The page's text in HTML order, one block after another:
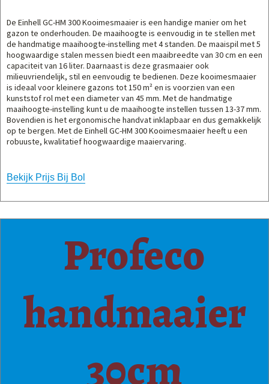
De Einhell GC-HM 300 Kooimesmaaier is een handige manier om het
gazon te onderhouden. De maaihoogte is eenvoudig in te stellen met
de handmatige maaihoogte-instelling met 4 standen. De maaispil met 5
hoogwaardige stalen messen biedt een maaibreedte van 30 cm en een
capaciteit van 16 liter. Daarnaast is deze grasmaaier ook
milieuvriendelijk, stil en eenvoudig te bedienen. Deze kooimesmaaier
is ideaal voor kleinere gazons tot 150 m² en is voorzien van een
kunststof rol met een diameter van 45 mm. Met de handmatige
maaihoogte-instelling kunt u de maaihoogte instellen tussen 13-37 mm.
Bovendien is het ergonomische handvat inklapbaar en dus gemakkelijk
op te bergen. Met de Einhell GC-HM 300 Kooimesmaaier heeft u een
robuuste, kwalitatief hoogwaardige maaiervaring.
Bekijk Prijs Bij Bol
Profeco
handmaaier
30cm